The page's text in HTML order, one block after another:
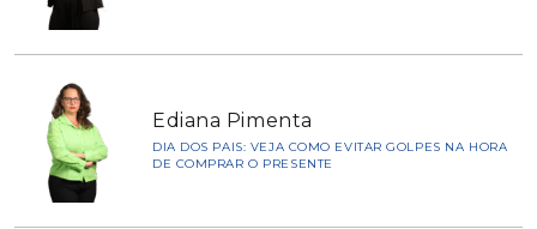
Ediana Pimenta
DIA DOS PAIS: VEJA COMO EVITAR GOLPES NA HORA
DE COMPRAR O PRESENTE